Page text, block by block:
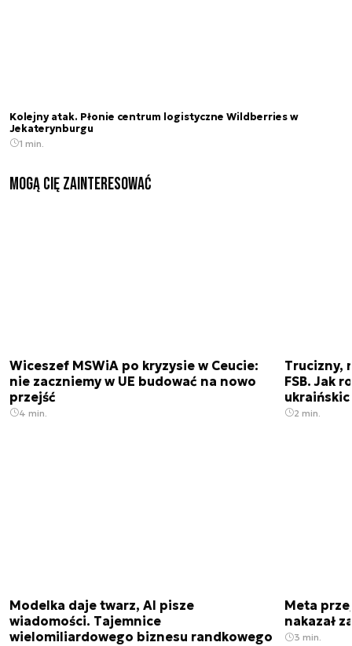
Kolejny atak. Płonie centrum logistyczne Wildberries w
Jekaterynburgu
1 min.
Mogą Cię zainteresować
Wiceszef MSWiA po kryzysie w Ceucie:
nie zaczniemy w UE budować na nowo
przejść
4 min.
Trucizny,
FSB. Jak
2 min.
Modelka daje twarz, AI pisze
wiadomości. Tajemnice
wielomiliardowego biznesu randkowego
Meta
nakazał
3 min.